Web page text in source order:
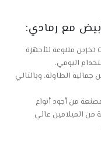
مع رمادي:
متنوعة للأجهزة
اليومي.
جمالية الطاولة، وبالتالي
من أجود أنواع
الميلامين عالي